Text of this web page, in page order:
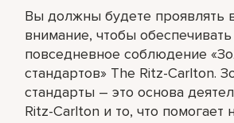
Вы должны будете проявлять
внимание, чтобы обеспечивать
повседневное соблюдение
стандартов» The Ritz-Carlton.
стандарты – это основа
Ritz-Carlton и то, что помогает